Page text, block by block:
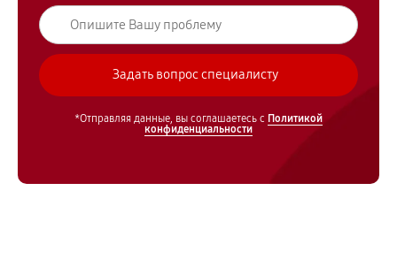
*Отправляя данные, вы соглашаетесь с Политикой
конфиденциальности